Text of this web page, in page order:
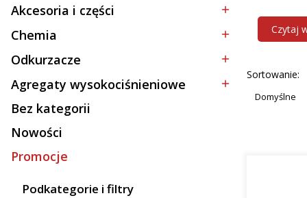
Kategoria - Akcesoria i części
Akcesoria i części
Kategoria - Chemia
Chemia
Kategoria - Odkurzacze
Odkurzacze
Kategoria - Agregaty wysokociśnieniowe
Agregaty wysokociśnieniowe
Kategoria - Bez kategorii
Bez kategorii
Nowości
Promocje
Podkategorie i filtry
Wybór
Czytaj
Lista
Sortowanie:
Domyślne